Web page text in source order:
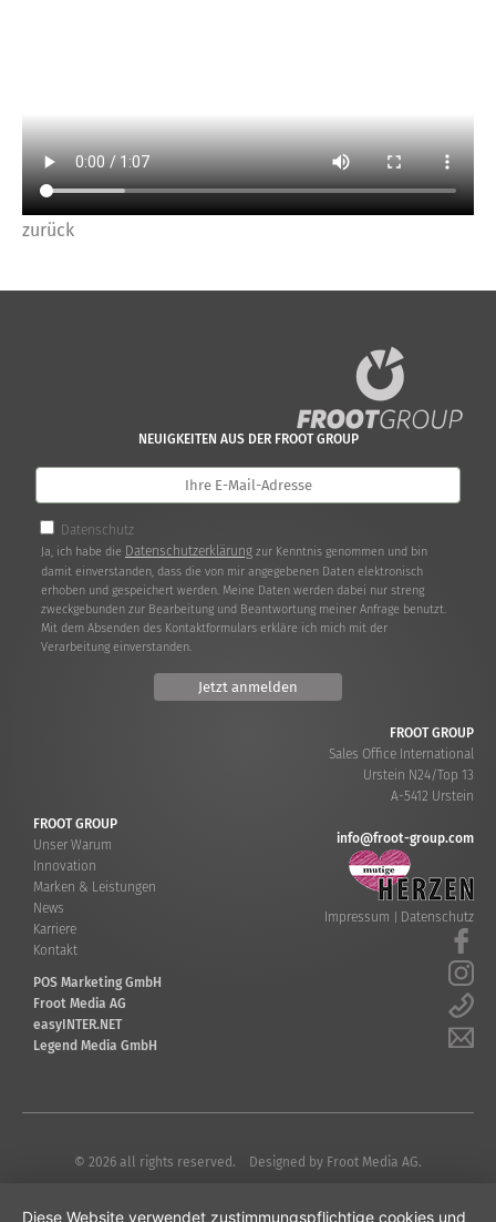
zurück
FROOT GROUP
Unser Warum
Innovation
Marken & Leistungen
News
Karriere
Kontakt
POS Marketing GmbH
Froot Media AG
easyINTER.NET
Legend Media GmbH
NEUIGKEITEN AUS DER FROOT GROUP
Datenschutz
Ja, ich habe die Datenschutzerklärung zur Kenntnis genommen und bin
damit einverstanden, dass die von mir angegebenen Daten elektronisch
erhoben und gespeichert werden. Meine Daten werden dabei nur streng
zweckgebunden zur Bearbeitung und Beantwortung meiner Anfrage benutzt.
Mit dem Absenden des Kontaktformulars erkläre ich mich mit der
Verarbeitung einverstanden.
FROOT GROUP
Sales Office International
Urstein N24/Top 13
A-5412 Urstein
info@froot-group.com
Impressum Datenschutz
© 2026 all rights reserved. Designed by Froot Media AG.
Diese Website verwendet zustimmungspflichtige cookies und